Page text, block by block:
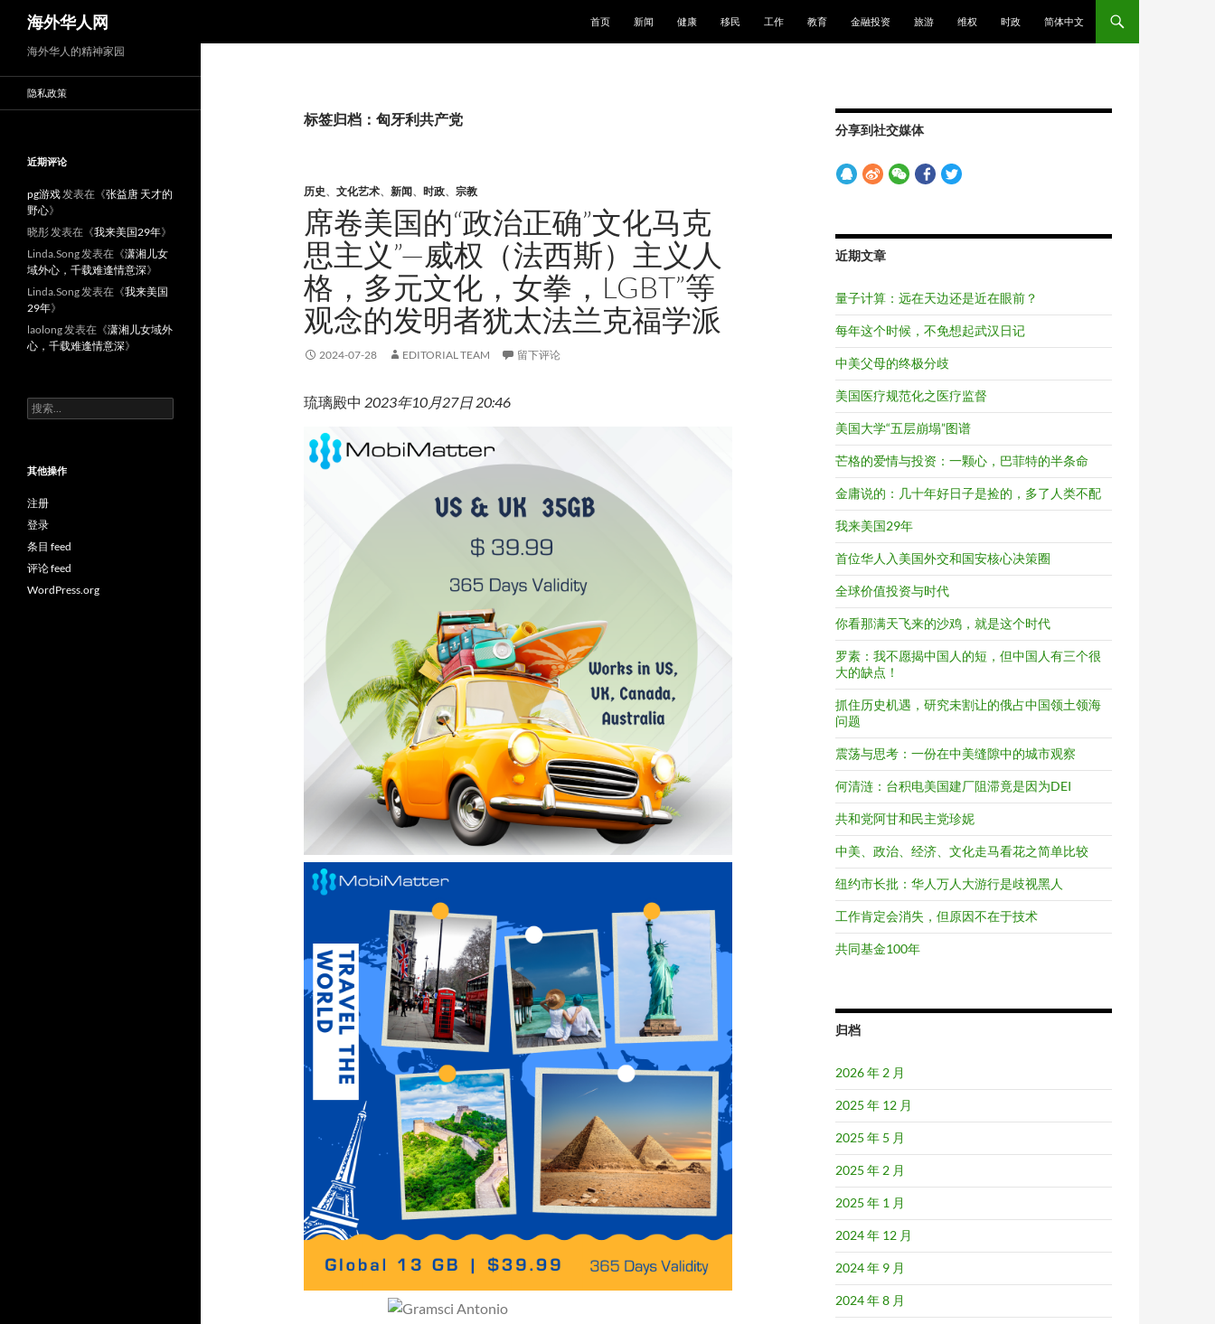
海外华人网
首页
新闻 健康 移民 工作 教育 金融投资 旅游 维权 时政 简体中文
标签归档：匈牙利共产党
历史、 文化艺术、 新闻、 时政、 宗教
席卷美国的“政治正确”文化马克
思主义”—威权（法西斯）主义人
格，多元文化，女拳，LGBT”等
观念的发明者犹太法兰克福学派
2024-07-28 EDITORIAL TEAM 留下评论
琉璃殿中 2023年10月27日 20:46
分享到社交媒体
近期文章
量子计算：远在天边还是近在眼前？
每年这个时候，不免想起武汉日记
中美父母的终极分歧
美国医疗规范化之医疗监督
美国大学“五层崩塌”图谱
芒格的爱情与投资：一颗心，巴菲特的半条命
金庸说的：几十年好日子是捡的，多了人类不配
我来美国29年
首位华人入美国外交和国安核心决策圈
全球价值投资与时代
你看那满天飞来的沙鸡，就是这个时代
罗素：我不愿揭中国人的短，但中国人有三个很
大的缺点！
抓住历史机遇，研究未割让的俄占中国领土领海
问题
震荡与思考：一份在中美缝隙中的城市观察
何清涟：台积电美国建厂阻滞竟是因为DEI
共和党阿甘和民主党珍妮
中美、政治、经济、文化走马看花之简单比较
纽约市长批：华人万人大游行是歧视黑人
工作肯定会消失，但原因不在于技术
共同基金100年
归档
2026 年 2 月
2025 年 12 月
2025 年 5 月
2025 年 2 月
2025 年 1 月
2024 年 12 月
2024 年 9 月
2024 年 8 月
海外华人的精神家园
隐私政策
近期评论
pg游戏发表在《张益唐 天才的
野心》
晓彤发表在《我来美国29年》
Linda.Song发表在《潇湘儿女
域外心，千载难逢情意深》
Linda.Song发表在《我来美国
29年》
laolong发表在《潇湘儿女域外
心，千载难逢情意深》
搜
索：
其他操作
注册
登录
条目 feed
评论 feed
WordPress.org